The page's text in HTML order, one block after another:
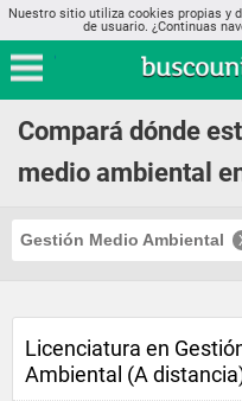
Nuestro sitio utiliza cookies propias y
de usuario. ¿Continuas
Compará dónde
medio ambiental
Gestión Medio Ambiental
Licenciatura en
Ambiental (A